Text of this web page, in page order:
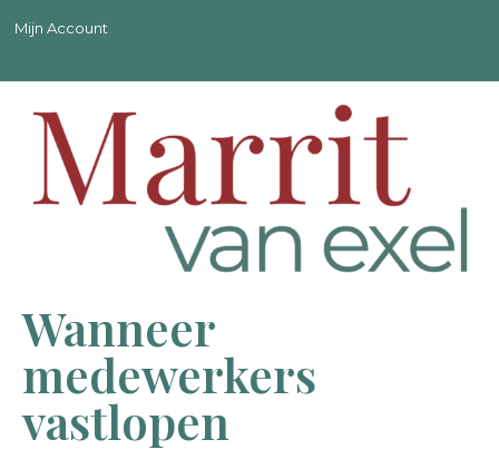
Mijn Account
Wanneer
medewerkers
vastlopen